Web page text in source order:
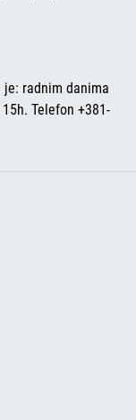
je: radnim danima
Telefon +381-